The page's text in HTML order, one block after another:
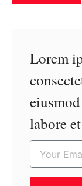
Lorem
labore